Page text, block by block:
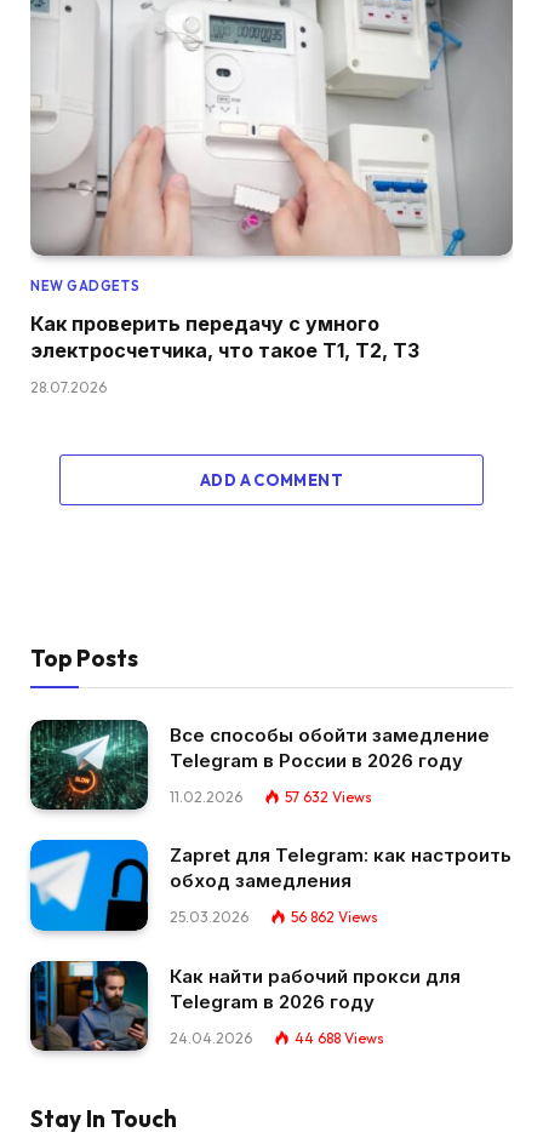
NEW GADGETS
Как проверить передачу с умного
электросчетчика, что такое T1, T2, T3
28.07.2026
ADD A COMMENT
Top Posts
Все способы обойти замедление
Telegram в России в 2026 году
11.02.2026 57 632 Views
Zapret для Telegram: как настроить
обход замедления
25.03.2026 56 862 Views
Как найти рабочий прокси для
Telegram в 2026 году
24.04.2026 44 688 Views
Stay In Touch